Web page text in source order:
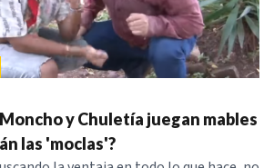
y Chuletía juegan mables
las 'moclas'?